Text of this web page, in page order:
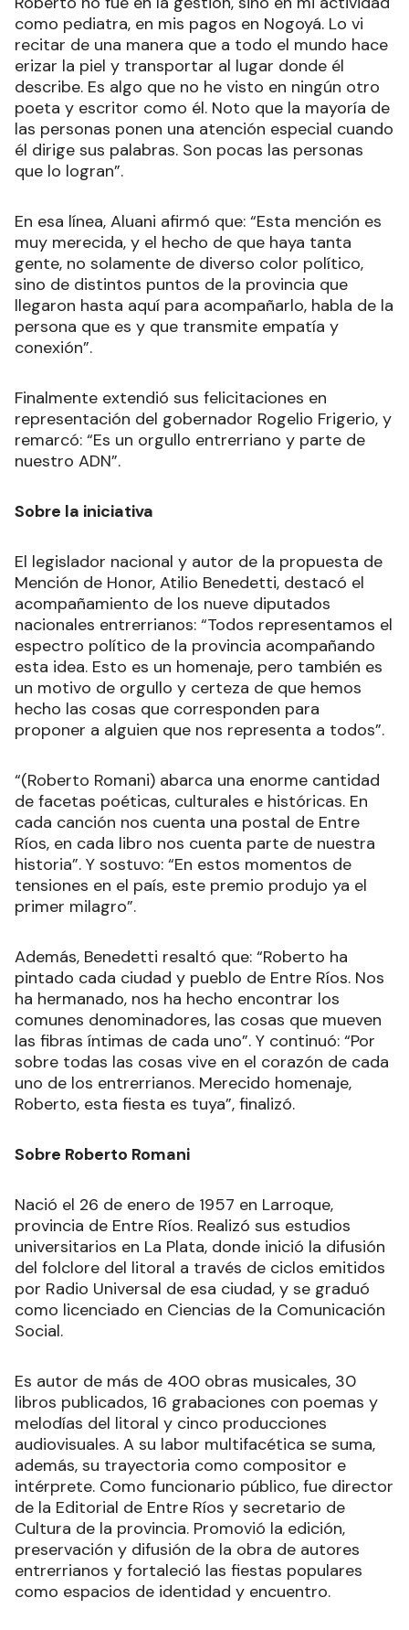
como pediatra, en mis pagos en Nogoyá. Lo vi
recitar de una manera que a todo el mundo hace
erizar la piel y transportar al lugar donde él
describe. Es algo que no he visto en ningún otro
poeta y escritor como él. Noto que la mayoría de
las personas ponen una atención especial cuando
él dirige sus palabras. Son pocas las personas
que lo logran”.
En esa línea, Aluani afirmó que: “Esta mención es
muy merecida, y el hecho de que haya tanta
gente, no solamente de diverso color político,
sino de distintos puntos de la provincia que
llegaron hasta aquí para acompañarlo, habla de la
persona que es y que transmite empatía y
conexión”.
Finalmente extendió sus felicitaciones en
representación del gobernador Rogelio Frigerio, y
remarcó: “Es un orgullo entrerriano y parte de
nuestro ADN”.
Sobre la iniciativa
El legislador nacional y autor de la propuesta de
Mención de Honor, Atilio Benedetti, destacó el
acompañamiento de los nueve diputados
nacionales entrerrianos: “Todos representamos el
espectro político de la provincia acompañando
esta idea. Esto es un homenaje, pero también es
un motivo de orgullo y certeza de que hemos
hecho las cosas que corresponden para
proponer a alguien que nos representa a todos”.
“(Roberto Romani) abarca una enorme cantidad
de facetas poéticas, culturales e históricas. En
cada canción nos cuenta una postal de Entre
Ríos, en cada libro nos cuenta parte de nuestra
historia”. Y sostuvo: “En estos momentos de
tensiones en el país, este premio produjo ya el
primer milagro”.
Además, Benedetti resaltó que: “Roberto ha
pintado cada ciudad y pueblo de Entre Ríos. Nos
ha hermanado, nos ha hecho encontrar los
comunes denominadores, las cosas que mueven
las fibras íntimas de cada uno”. Y continuó: “Por
sobre todas las cosas vive en el corazón de cada
uno de los entrerrianos. Merecido homenaje,
Roberto, esta fiesta es tuya”, finalizó.
Sobre Roberto Romani
Nació el 26 de enero de 1957 en Larroque,
provincia de Entre Ríos. Realizó sus estudios
universitarios en La Plata, donde inició la difusión
del folclore del litoral a través de ciclos emitidos
por Radio Universal de esa ciudad, y se graduó
como licenciado en Ciencias de la Comunicación
Social.
Es autor de más de 400 obras musicales, 30
libros publicados, 16 grabaciones con poemas y
melodías del litoral y cinco producciones
audiovisuales. A su labor multifacética se suma,
además, su trayectoria como compositor e
intérprete. Como funcionario público, fue director
de la Editorial de Entre Ríos y secretario de
Cultura de la provincia. Promovió la edición,
preservación y difusión de la obra de autores
entrerrianos y fortaleció las fiestas populares
como espacios de identidad y encuentro.